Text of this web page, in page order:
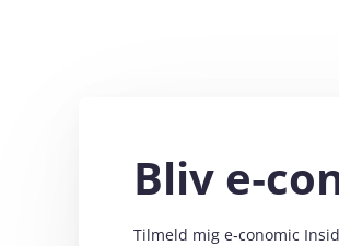
Bliv
Tilmeld mig e‑conomic